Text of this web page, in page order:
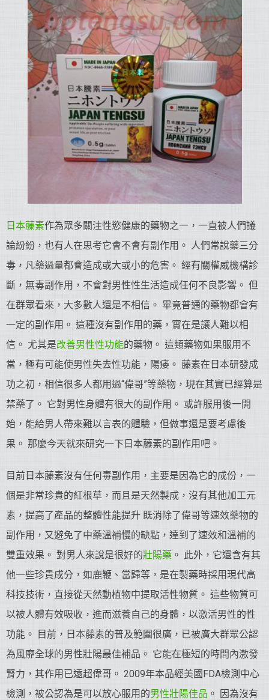
日本藤素作為眾多關注性慾健康的藥物之一，一直被人們議
論紛紛，也有人在思考它會不會有副作用。 人們常說藥三分
毒，凡藥過量都會造成或大或小的危害。 經有關權威機構診
斷，無毒副作用，不會對男性性生活造成任何不良影響。 但
在群眾看來，大多數人還是不相信。 畢竟普通的藥物都會有
一定的副作用。 這種沒有副作用的藥，實在是讓人難以相
信。 尤其是改善男性性功能的藥物。 這類藥物如果服用不
當，極有可能使男性失去性功能，陽痿。 藤素在日本研發成
功之初，相信很多人都用過“偉哥”等藥物，現在其實已經算是
禁藥了。 它對男性身體有很大的副作用。 或許服用後一開
始，能給男人帶來難以言表的體驗，但做事還是要考慮後
果。 那麼今天就來研究一下日本藤素的副作用吧。
目前日本藤素沒有任何毒副作用，主要是因為它的成份，一
個是非常珍貴的紅根草，而且是天然製成，沒有其他加工元
素，提高了產品的整體性能提升 既消除了偉哥等速效藥物的
副作用，又避免了中藥溫補慢的缺點，達到了速效和溫補的
雙重效果。 對男人來說是很好的壯陽藥 。 此外，它還含有其
他一些珍貴成分，如鹿鞭、當歸等，是在製藥時採用現代高
科技技術，直接從天然動植物中提取活性物質。 這些物質可
以被人體有效吸收，進而滋養自己的身體，以激活男性的性
功能。 目前，日本藤素的普及範圍很廣，已被廣大群眾公認
為風靡全球的男性壯陽最佳補品。 它能在極短的時間內激發
腎力，其作用已遠超偉哥。 2009年本品經美國FDA檢測中心
檢測，被公認為是可以放心服用的男性壯陽佳品 。 因為沒有